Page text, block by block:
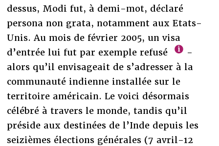
dessus, Modi fut, à demi-mot, déclaré
persona non grata, notamment aux Etats-
Unis. Au mois de février 2005, un visa
d’entrée lui fut par exemple refusé
-
alors qu’il envisageait de s’adresser à la
communauté indienne installée sur le
territoire américain. Le voici désormais
célébré à travers le monde, tandis qu’il
préside aux destinées de l’Inde depuis les
seizièmes élections générales (7 avril-12